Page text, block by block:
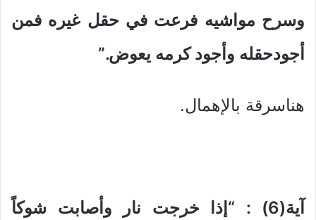
وسرح مواشيه فرعت في حقل غيره فمن
أجودحقله وأجود كرمه يعوض.”
هناسرقة بالإهمال.
آية(6) : “إذا خرجت نار وأصابت شوكاً